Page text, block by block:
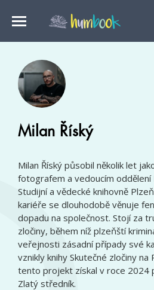
Milan Říský
Milan Říský působil několik let
fotografem a vedoucím oddělení
Studijní a vědecké knihovně
kariéře se dlouhodobě věnuje
dopadu na společnost. Stojí za
zločiny, během níž plzeňští
veřejnosti zásadní případy své
vznikly knihy Skutečné zločiny na
tento projekt získal v roce 2024
Zlatý středník.